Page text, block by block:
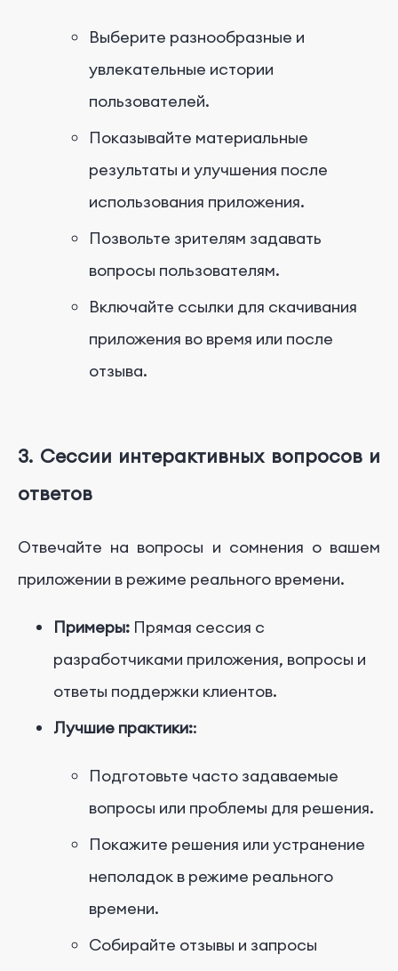
Выберите разнообразные и
увлекательные истории
пользователей.
Показывайте материальные
результаты и улучшения после
использования приложения.
Позвольте зрителям задавать
вопросы пользователям.
Включайте ссылки для скачивания
приложения во время или после
отзыва.
3. Сессии интерактивных вопросов и
ответов
Отвечайте на вопросы и сомнения о вашем
приложении в режиме реального времени.
Примеры: Прямая сессия с
разработчиками приложения, вопросы и
ответы поддержки клиентов.
Лучшие практики::
Подготовьте часто задаваемые
вопросы или проблемы для решения.
Покажите решения или устранение
неполадок в режиме реального
времени.
Собирайте отзывы и запросы